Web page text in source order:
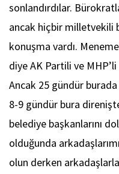
sonlandırdılar.
ancak hiçbir milletvekili
konuşma vardı.
diye AK Partili ve
Ancak 25 gündür burada
8-9 gündür bura
belediye başkanlarını
olduğunda
olun derken